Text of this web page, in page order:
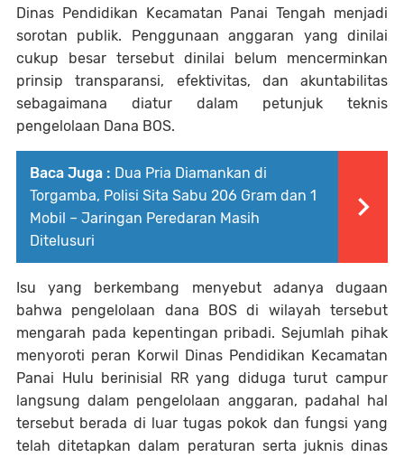
Dinas Pendidikan Kecamatan Panai Tengah menjadi
sorotan publik. Penggunaan anggaran yang dinilai
cukup besar tersebut dinilai belum mencerminkan
prinsip transparansi, efektivitas, dan akuntabilitas
sebagaimana diatur dalam petunjuk teknis
pengelolaan Dana BOS.
Baca Juga : Dua Pria Diamankan di
Torgamba, Polisi Sita Sabu 206 Gram dan 1
Mobil – Jaringan Peredaran Masih
Ditelusuri
Isu yang berkembang menyebut adanya dugaan
bahwa pengelolaan dana BOS di wilayah tersebut
mengarah pada kepentingan pribadi. Sejumlah pihak
menyoroti peran Korwil Dinas Pendidikan Kecamatan
Panai Hulu berinisial RR yang diduga turut campur
langsung dalam pengelolaan anggaran, padahal hal
tersebut berada di luar tugas pokok dan fungsi yang
telah ditetapkan dalam peraturan serta juknis dinas